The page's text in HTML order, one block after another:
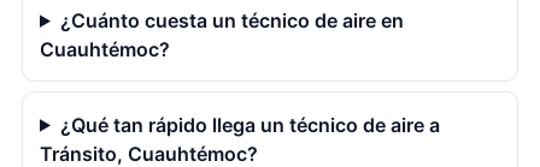
¿Cuánto cuesta un técnico de aire en
Cuauhtémoc?
¿Qué tan rápido llega un técnico de aire a
Tránsito, Cuauhtémoc?